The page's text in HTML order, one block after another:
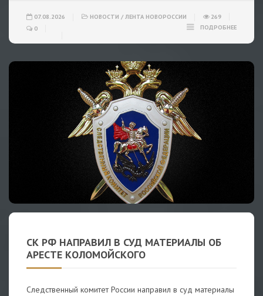
07.08.2026 НОВОСТИ / ЛЕНТА НОВОРОССИИ
269
0
ПОДРОБНЕЕ
СК РФ НАПРАВИЛ В СУД МАТЕРИАЛЫ ОБ
АРЕСТЕ КОЛОМОЙСКОГО
Следственный комитет России направил в суд материалы